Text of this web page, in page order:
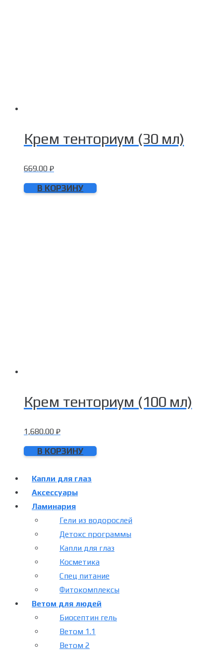
Крем тенториум (30 мл)
669.00 ₽
В КОРЗИНУ
Крем тенториум (100 мл)
1,680.00 ₽
В КОРЗИНУ
Капли для глаз
Аксессуары
Ламинария
Гели из водорослей
Детокс программы
Капли для глаз
Косметика
Спец питание
Фитокомплексы
Ветом для людей
Биосептин гель
Ветом 1.1
Ветом 2